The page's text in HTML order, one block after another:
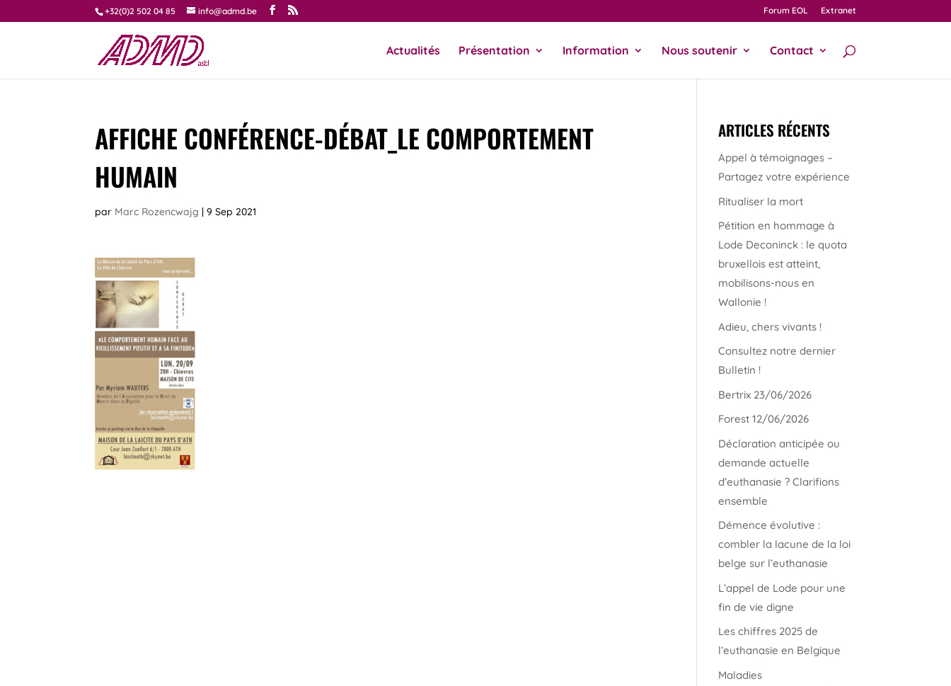
+32(0)2 502 04 85 info@admd.be Forum EOL Extranet
Actualités Présentation Information Nous soutenir Contact
AFFICHE CONFÉRENCE-DÉBAT_LE COMPORTEMENT
HUMAIN
par Marc Rozencwajg |9 Sep 2021
ARTICLES RÉCENTS
Appel à témoignages –
Partagez votre expérience
Ritualiser la mort
Pétition en hommage à
Lode Deconinck : le quota
bruxellois est atteint,
mobilisons-nous en
Wallonie !
Adieu, chers vivants !
Consultez notre dernier
Bulletin !
Bertrix 23/06/2026
Forest 12/06/2026
Déclaration anticipée ou
demande actuelle
d’euthanasie ? Clarifions
ensemble
Démence évolutive :
combler la lacune de la loi
belge sur l’euthanasie
L’appel de Lode pour une
fin de vie digne
Les chiffres 2025 de
l’euthanasie en Belgique
Maladies